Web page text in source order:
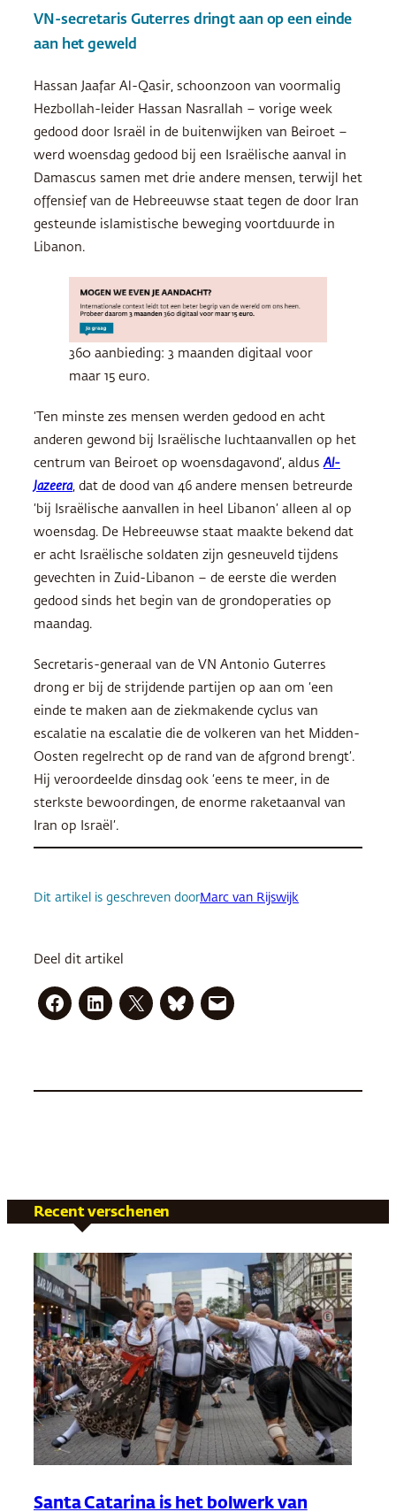
VN-secretaris Guterres dringt aan op een einde
aan het geweld
Hassan Jaafar Al-Qasir, schoonzoon van voormalig
Hezbollah-leider Hassan Nasrallah – vorige week
gedood door Israël in de buitenwijken van Beiroet –
werd woensdag gedood bij een Israëlische aanval in
Damascus samen met drie andere mensen, terwijl het
offensief van de Hebreeuwse staat tegen de door Iran
gesteunde islamistische beweging voortduurde in
Libanon.
360 aanbieding: 3 maanden digitaal voor
maar 15 euro.
‘Ten minste zes mensen werden gedood en acht
anderen gewond bij Israëlische luchtaanvallen op het
centrum van Beiroet op woensdagavond’, aldusAl-
Jazeera, dat de dood van 46 andere mensen betreurde
‘bij Israëlische aanvallen in heel Libanon’ alleen al op
woensdag. De Hebreeuwse staat maakte bekend dat
er acht Israëlische soldaten zijn gesneuveld tijdens
gevechten in Zuid-Libanon – de eerste die werden
gedood sinds het begin van de grondoperaties op
maandag.
Secretaris-generaal van de VN Antonio Guterres
drong er bij de strijdende partijen op aan om ‘een
einde te maken aan de ziekmakende cyclus van
escalatie na escalatie die de volkeren van het Midden-
Oosten regelrecht op de rand van de afgrond brengt’.
Hij veroordeelde dinsdag ook ‘eens te meer, in de
sterkste bewoordingen, de enorme raketaanval van
Iran op Israël’.
Dit artikel is geschreven doorMarc van Rijswijk
Deel dit artikel
Recent verschenen
Santa Catarina is het bolwerk van